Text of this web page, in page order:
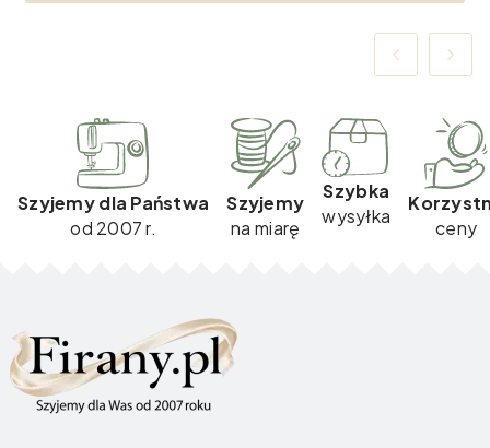
Szyjemy dla Państwa
od 2007 r.
Szyjemy
na miarę
Szybka
wysyłka
ceny